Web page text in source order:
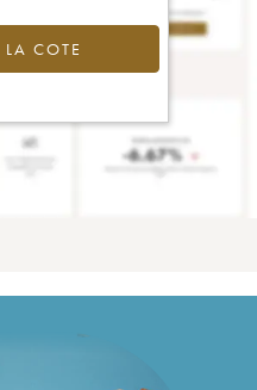
LA COTE